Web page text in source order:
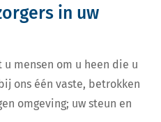
in uw
mensen om u heen die u
ons één vaste, betrokken
omgeving; uw steun en